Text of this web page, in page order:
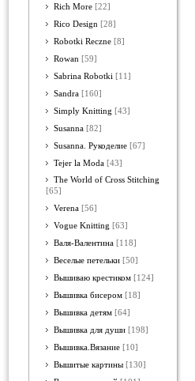
Rich More [22]
Rico Design [28]
Robotki Reczne [8]
Rowan [59]
Sabrina Robotki [11]
Sandra [160]
Simply Knitting [43]
Susanna [82]
Susanna. Рукоделие [67]
Tejer la Moda [43]
The World of Cross Stitching
[65]
Verena [56]
Vogue Knitting [63]
Валя-Валентина [118]
Веселые петельки [50]
Вышиваю крестиком [124]
Вышивка бисером [18]
Вышивка детям [64]
Вышивка для души [198]
Вышивка.Вязание [10]
Вышитые картины [130]